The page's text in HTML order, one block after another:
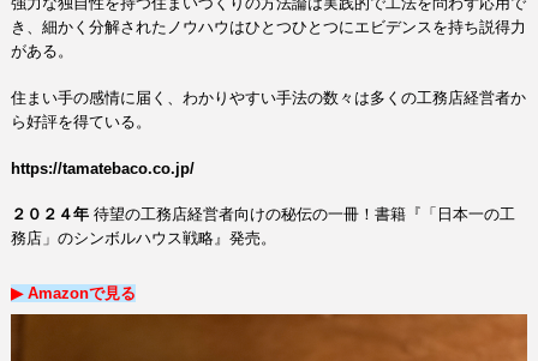
き、 細かく分解されたノウハウはひとつひとつにエビデンスを持ち説得力
がある。
住まい手の感情に届く、わかりやすい手法の数々は多くの工務店経営者か
ら好評を得ている。
https://tamatebaco.co.jp/
２０２４年 待望の工務店経営者向けの秘伝の一冊！ 書籍『「日本一の工
務店」のシンボルハウス戦略』発売。
▶︎ Amazonで見る